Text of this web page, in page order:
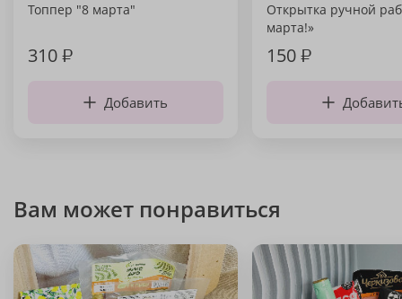
Топпер "8 марта"
310₽
Добавить
Открытка ручной
марта!»
150₽
Вам может понравиться